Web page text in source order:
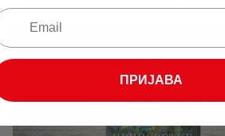
ПРИЈАВА